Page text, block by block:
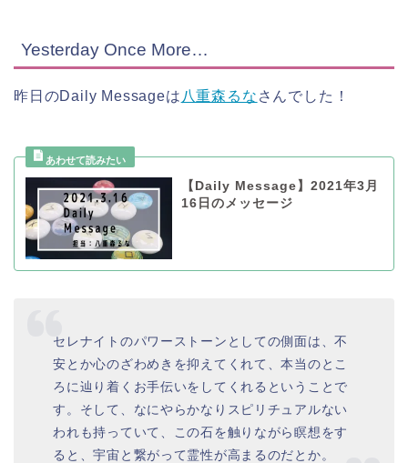
Yesterday Once More…
昨日のDaily Messageは 八重森るな さんでした！
【Daily Message】2021年3月
16日のメッセージ
セレナイトのパワーストーンとしての側面は、不
安とか心のざわめきを抑えてくれて、本当のとこ
ろに辿り着くお手伝いをしてくれるということで
す。そして、なにやらかなりスピリチュアルない
われも持っていて、この石を触りながら瞑想をす
ると、宇宙と繋がって霊性が高まるのだとか。